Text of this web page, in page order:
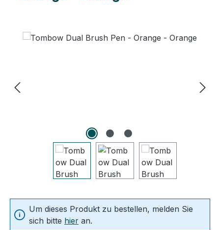
Um dieses Produkt zu bestellen, melden Sie
sich bitte hier an.